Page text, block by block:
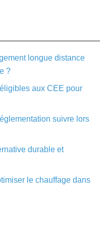
longue distance
?
aux CEE pour
suivre lors
durable et
le chauffage dans